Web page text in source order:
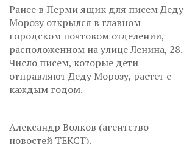
Ранее в Перми ящик для писем Деду
Морозу открылся в главном
городском почтовом отделении,
расположенном на улице Ленина, 28.
Число писем, которые дети
отправляют Деду Морозу, растет с
каждым годом.
Александр Волков (агентство
новостей ТЕКСТ).